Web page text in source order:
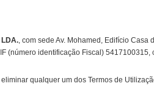
LDA., com sede Av. Mohamed, Edifício
(número identificação Fiscal)
qualquer um dos Termos de